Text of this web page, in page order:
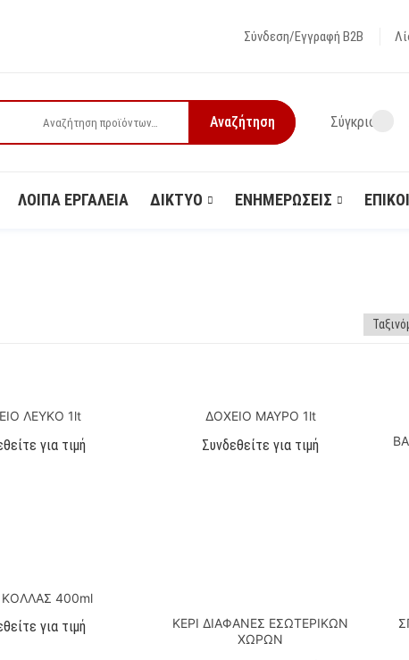
Σύνδεση/Εγγραφή Β2Β
results are available use up and down arrows to review and enter
Σύγκριση
ΛΟΙΠΆ ΕΡΓΑΛΕΊΑ ΔΙΚΤΥΟ ΕΝΗΜΕΡΏΣΕΙΣ
ΛΕΥΚΟ 1lt
για τιμή
ΔΟΧΕΙΟ ΜΑΥΡΟ 1lt
Συνδεθείτε για τιμή
ΚΟΛΛΑΣ 400ml
για τιμή
ΚΕΡΙ ΔΙΑΦΑΝΕΣ ΕΣΩΤΕΡΙΚΩΝ
ΧΩΡΩΝ